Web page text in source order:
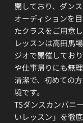
開しており、ダン
オーディションを
たクラスをご用意し
レッスンは高田馬
ジオで開催してお
や仕事帰りにも無
清潔で、初めての
境です。
TSダンスカンパニ
いレッスン」を徹